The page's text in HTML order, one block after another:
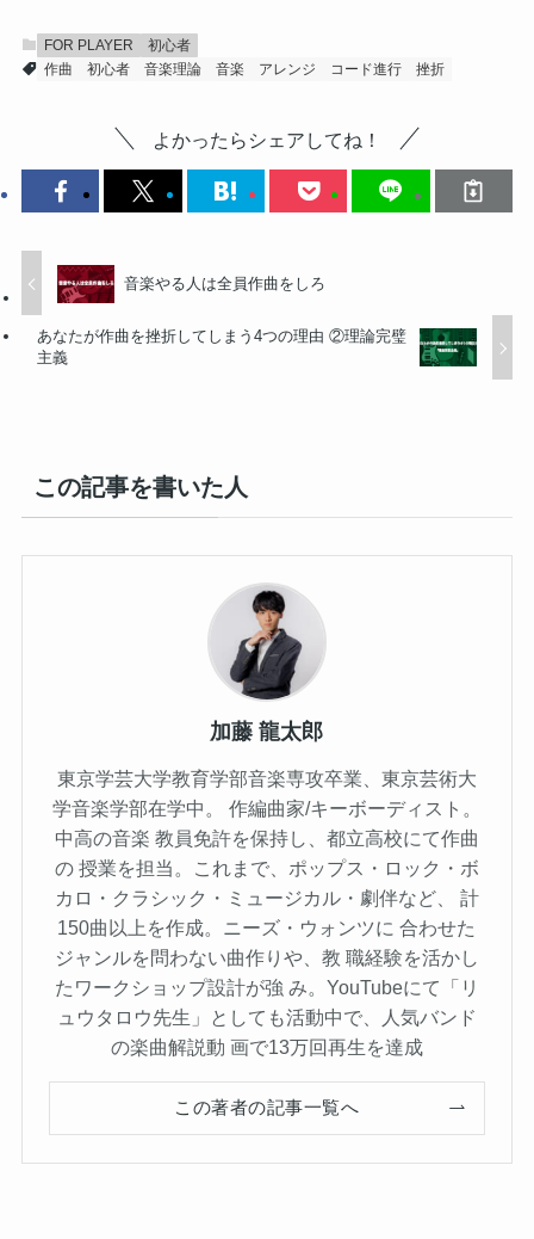
FOR PLAYER
初心者
作曲
初心者 音楽理論 音楽 アレンジ コード進行 挫折
よかったらシェアしてね！
音楽やる人は全員作曲をしろ
あなたが作曲を挫折してしまう4つの理由 ②理論完璧
主義
この記事を書いた人
加藤 龍太郎
東京学芸大学教育学部音楽専攻卒業、東京芸術大
学音楽学部在学中。 作編曲家/キーボーディスト。
中高の音楽 教員免許を保持し、都立高校にて作曲
の 授業を担当。これまで、ポップス・ロック・ボ
カロ・クラシック・ミュージカル・劇伴など、 計
150曲以上を作成。ニーズ・ウォンツに 合わせた
ジャンルを問わない曲作りや、教 職経験を活かし
たワークショップ設計が強 み。YouTubeにて「リ
ュウタロウ先生」としても活動中で、人気バンド
の楽曲解説動 画で13万回再生を達成
この著者の記事一覧へ